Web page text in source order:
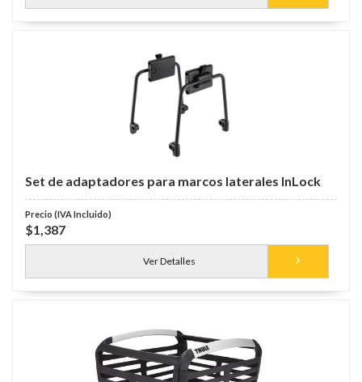
Set de adaptadores para marcos laterales InLock
$1,387
Ver Detalles